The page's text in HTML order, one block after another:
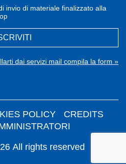
invio di materiale finalizzato alla
dai servizi mail compila la form »
All rights reserved
POLICY
CREDITS